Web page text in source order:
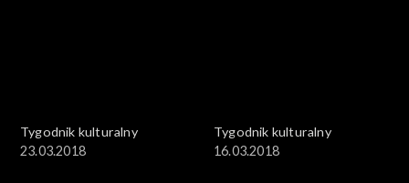
Tygodnik kulturalny
23.03.2018
Tygodnik kulturalny
16.03.2018